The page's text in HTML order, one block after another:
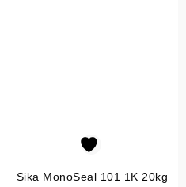
Sika MonoSeal 101 1K 20kg